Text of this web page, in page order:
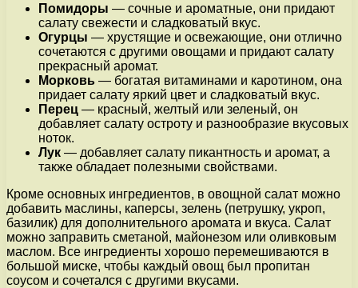
Помидоры — сочные и ароматные, они придают
салату свежести и сладковатый вкус.
Огурцы — хрустящие и освежающие, они отлично
сочетаются с другими овощами и придают салату
прекрасный аромат.
Морковь — богатая витаминами и каротином, она
придает салату яркий цвет и сладковатый вкус.
Перец — красный, желтый или зеленый, он
добавляет салату остроту и разнообразие вкусовых
ноток.
Лук — добавляет салату пикантность и аромат, а
также обладает полезными свойствами.
Кроме основных ингредиентов, в овощной салат можно
добавить маслины, каперсы, зелень (петрушку, укроп,
базилик) для дополнительного аромата и вкуса. Салат
можно заправить сметаной, майонезом или оливковым
маслом. Все ингредиенты хорошо перемешиваются в
большой миске, чтобы каждый овощ был пропитан
соусом и сочетался с другими вкусами.